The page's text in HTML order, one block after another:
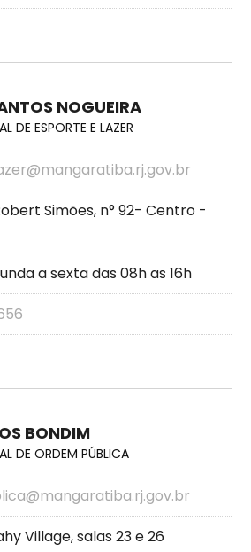
NOGUEIRA
DE ESPORTE E LAZER
Simões, n° 92- Centro -
a sexta das 08h as 16h
BONDIM
DE ORDEM PÚBLICA
Village, salas 23 e 26